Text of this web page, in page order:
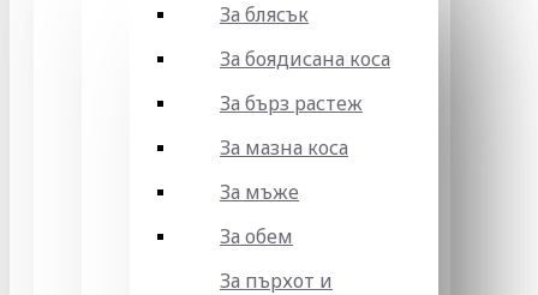
За блясък
За боядисана коса
За бърз растеж
За мазна коса
За мъже
За обем
За пърхот и